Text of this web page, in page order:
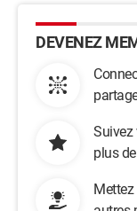
DEVENEZ
Suivez
plus
Mettez